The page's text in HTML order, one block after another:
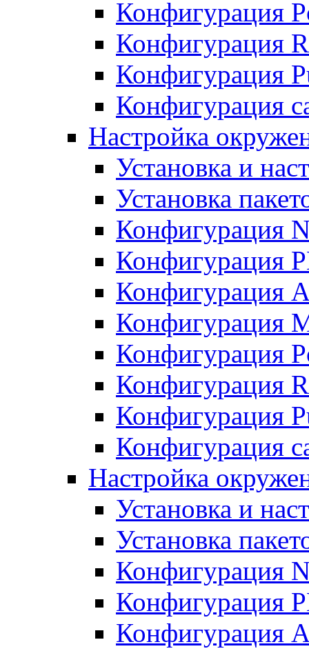
Конфигурация
Конфигурация
Конфигурация
Конфигурация
Настройка
Установка и
Установка
Конфигурация
Конфигурация
Конфигурация
Конфигурация
Конфигурация
Конфигурация
Конфигурация
Конфигурация
Настройка
Установка и
Установка
Конфигурация
Конфигурация
Конфигурация